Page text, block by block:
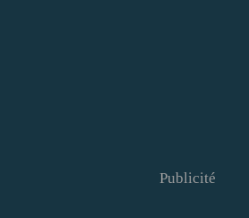
Publicité